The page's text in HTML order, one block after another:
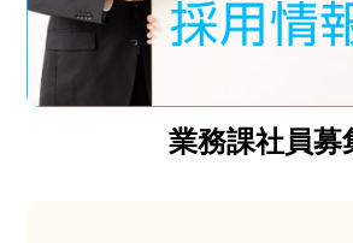
業務課社員募